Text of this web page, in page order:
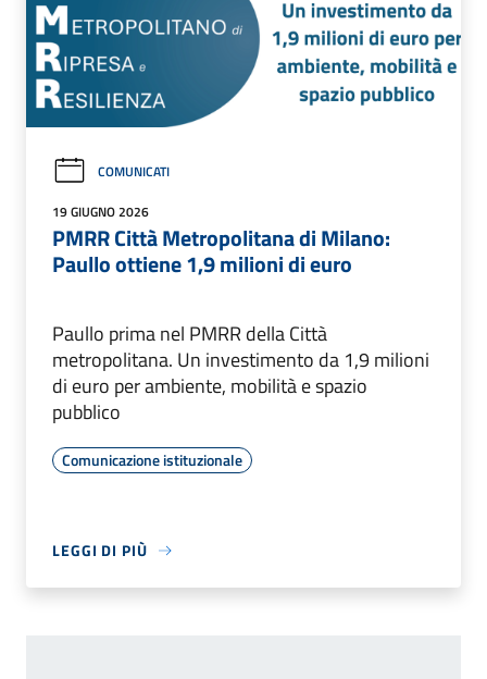
COMUNICATI
19 GIUGNO 2026
PMRR Città Metropolitana di Milano:
Paullo ottiene 1,9 milioni di euro
Paullo prima nel PMRR della Città
metropolitana. Un investimento da 1,9 milioni
di euro per ambiente, mobilità e spazio
pubblico
Comunicazione istituzionale
LEGGI DI PIÙ